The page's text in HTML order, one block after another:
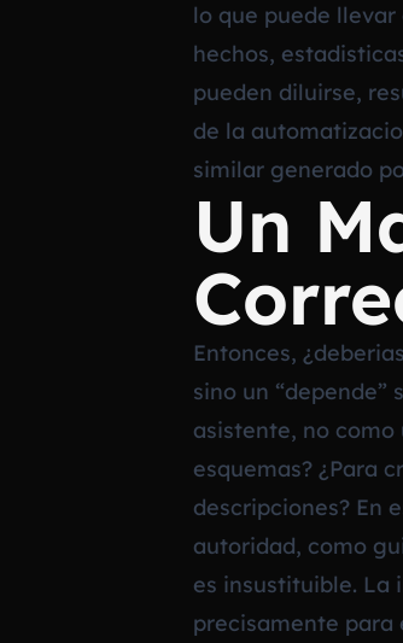
lo que puede
hechos,
pueden diluirse,
de la
similar generado
Un
Entonces,
sino un
asistente, no como
esquemas? ¿Para
descripciones? En
autoridad, como
es insustituible. La
precisamente para